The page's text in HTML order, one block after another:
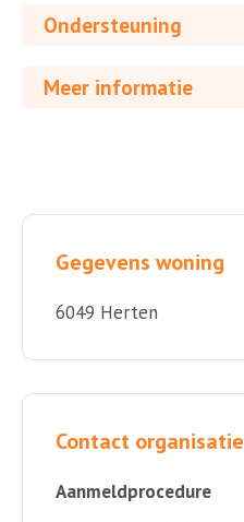
Ondersteuning
Meer informatie
Gegevens woning
6049 Herten
Contact organisatie
Aanmeldprocedure